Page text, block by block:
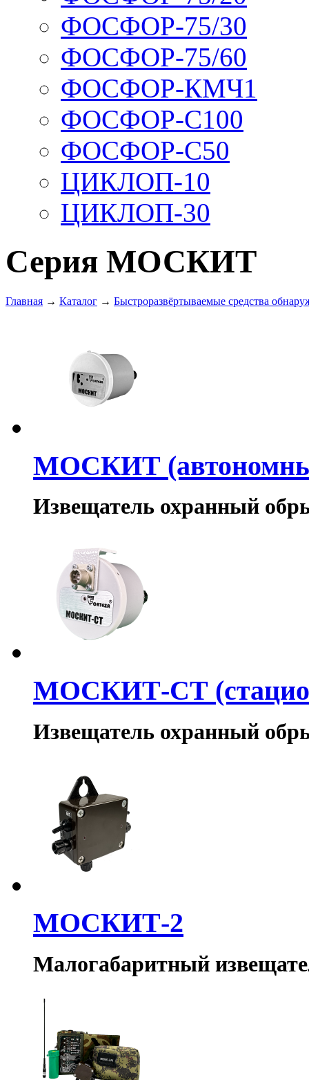
ФОСФОР-75/30
ФОСФОР-75/60
ФОСФОР-КМЧ1
ФОСФОР-С100
ФОСФОР-С50
ЦИКЛОП-10
ЦИКЛОП-30
Серия МОСКИТ
Главная → Каталог → Быстроразвёртываемые средства
МОСКИТ
Извещатель охранный
МОСКИТ-СТ
Извещатель охранный
МОСКИТ-2
Малогабаритный